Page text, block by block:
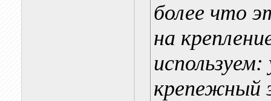
более что
на
крепежный